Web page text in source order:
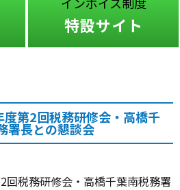
ト ふたば
第2回税務研修会・高橋千
署長との懇談会
税務研修会・高橋千葉南税務署